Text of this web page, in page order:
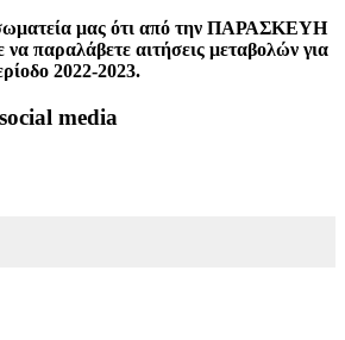
μας ότι από την ΠΑΡΑΣΚΕΥΗ
να παραλάβετε αιτήσεις μεταβολών για
2022-2023.
media